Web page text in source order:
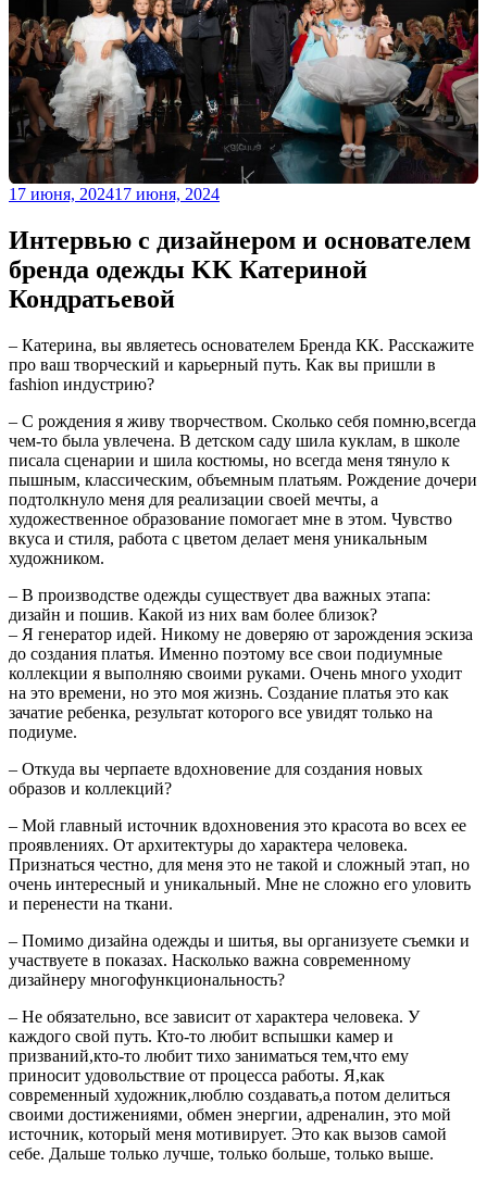
17 июня, 202417 июня, 2024
Интервью с дизайнером и основателем
бренда одежды KK Катериной
Кондратьевой
– Катерина, вы являетесь основателем Бренда КК. Расскажите
про ваш творческий и карьерный путь. Как вы пришли в
fashion индустрию?
– С рождения я живу творчеством. Сколько себя помню,всегда
чем-то была увлечена. В детском саду шила куклам, в школе
писала сценарии и шила костюмы, но всегда меня тянуло к
пышным, классическим, объемным платьям. Рождение дочери
подтолкнуло меня для реализации своей мечты, а
художественное образование помогает мне в этом. Чувство
вкуса и стиля, работа с цветом делает меня уникальным
художником.
– В производстве одежды существует два важных этапа:
дизайн и пошив. Какой из них вам более близок?
– Я генератор идей. Никому не доверяю от зарождения эскиза
до создания платья. Именно поэтому все свои подиумные
коллекции я выполняю своими руками. Очень много уходит
на это времени, но это моя жизнь. Создание платья это как
зачатие ребенка, результат которого все увидят только на
подиуме.
– Откуда вы черпаете вдохновение для создания новых
образов и коллекций?
– Мой главный источник вдохновения это красота во всех ее
проявлениях. От архитектуры до характера человека.
Признаться честно, для меня это не такой и сложный этап, но
очень интересный и уникальный. Мне не сложно его уловить
и перенести на ткани.
– Помимо дизайна одежды и шитья, вы организуете съемки и
участвуете в показах. Насколько важна современному
дизайнеру многофункциональность?
– Не обязательно, все зависит от характера человека. У
каждого свой путь. Кто-то любит вспышки камер и
призваний,кто-то любит тихо заниматься тем,что ему
приносит удовольствие от процесса работы. Я,как
современный художник,люблю создавать,а потом делиться
своими достижениями, обмен энергии, адреналин, это мой
источник, который меня мотивирует. Это как вызов самой
себе. Дальше только лучше, только больше, только выше.